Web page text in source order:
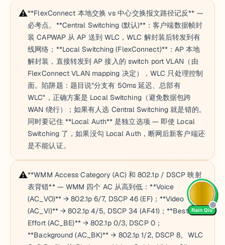
⚠️**FlexConnect 本地交换 vs 中心交换报文路径记反** —
必考点。**Central Switching (默认)**：客户端数据帧封
装 CAPWAP 从 AP 送到 WLC，WLC 解封装后转发到有
线网络；**Local Switching (FlexConnect)**：AP 本地
解封装，直接转发到 AP 接入的 switch port VLAN（由
FlexConnect VLAN mapping 决定），WLC 只处理控制
面。陷阱题：题目说"分支有 50ms 延迟、总部有
WLC"，正确方案是 Local Switching（避免数据包跨
WAN 绕行）；如果有人选 Central Switching 就是错的。
同时要记住 **Local Auth** 是独立选项 — 即使 Local
Switching 了，如果没勾 Local Auth，断网后新客户端还
是不能认证。
⚠️**WMM Access Category (AC) 和 802.1p / DSCP 映射
表背错** — WMM 四个 AC 从高到低：**Voice
(AC_VO)** → 802.1p 6/7, DSCP 46 (EF)；**Video
(AC_VI)** → 802.1p 4/5, DSCP 34 (AF41)；**Best
Effort (AC_BE)** → 802.1p 0/3, DSCP 0；
**Background (AC_BK)** → 802.1p 1/2, DSCP 8。WLC
Rain Qiu